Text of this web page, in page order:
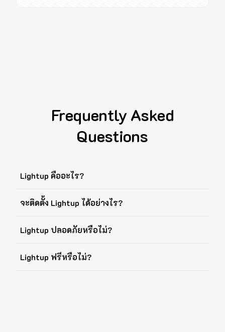
Frequently Asked
Questions
Lightup คืออะไร?
จะติดตั้ง Lightup ได้อย่างไร?
Lightup ปลอดภัยหรือไม่?
Lightup ฟรีหรือไม่?